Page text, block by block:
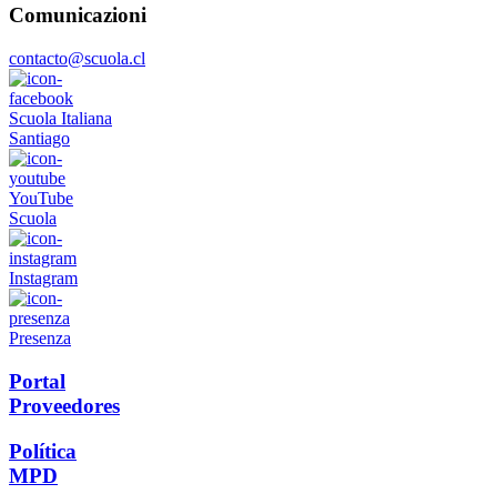
Comunicazioni
contacto@scuola.cl
Scuola Italiana
Santiago
YouTube
Scuola
Instagram
Presenza
Portal
Proveedores
Política
MPD